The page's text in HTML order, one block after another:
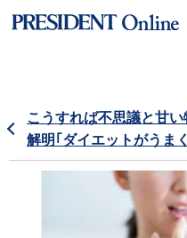
こうすれば不思議と甘
解明｢ダイエットがうま